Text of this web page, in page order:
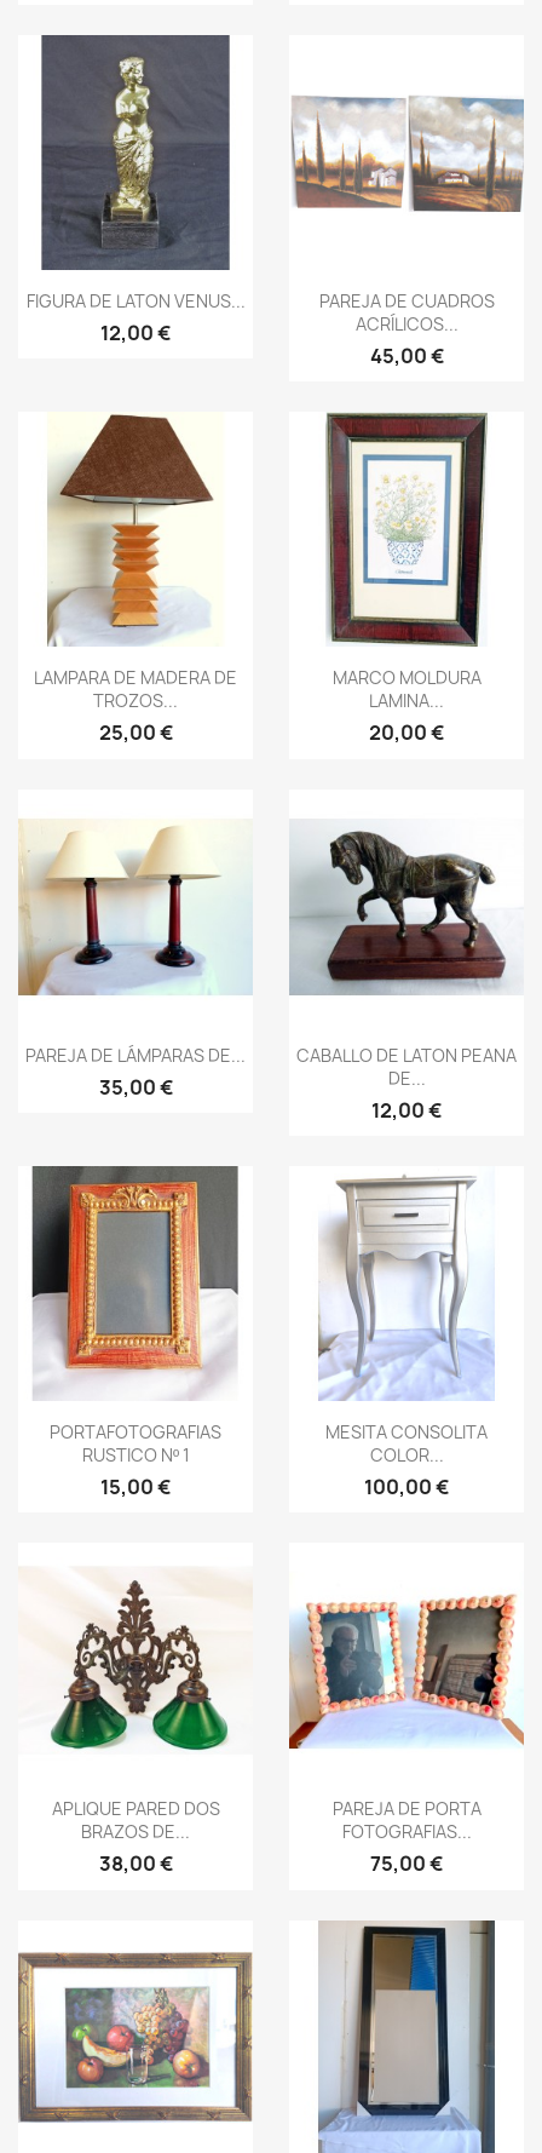
Vista rápida
FIGURA DE LATON VENUS...
12,00 €
 Vista rápida
PAREJA DE CUADROS
ACRÍLICOS...
45,00 €
Vista rápida
LAMPARA DE MADERA DE
TROZOS...
25,00 €
Vista rápida
MARCO MOLDURA
LAMINA...
20,00 €
Vista rápida
PAREJA DE LÁMPARAS DE...
35,00 €
Vista rápida
CABALLO DE LATON PEANA
DE...
12,00 €
Vista rápida
PORTAFOTOGRAFIAS
RUSTICO Nº 1
15,00 €
Vista rápida
MESITA CONSOLITA
COLOR...
100,00 €
Vista rápida
APLIQUE PARED DOS
BRAZOS DE...
38,00 €
Vista rápida
PAREJA DE PORTA
FOTOGRAFIAS...
75,00 €